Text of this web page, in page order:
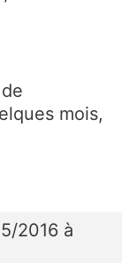
mois,
2016 à